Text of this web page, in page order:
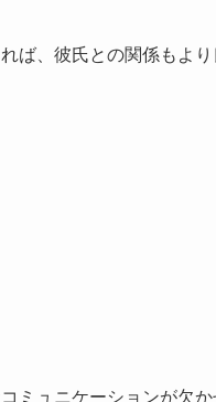
ば、彼氏との関係もよ
ミュニケーションが欠